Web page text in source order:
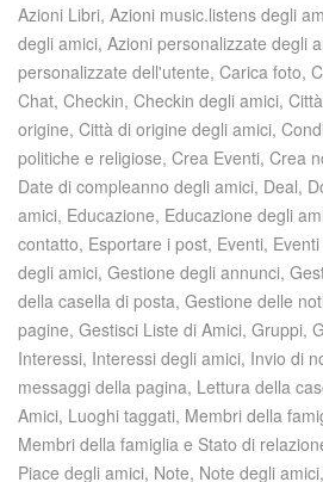
Azioni Libri, Azioni music.listens degli
degli amici, Azioni personalizzate degli
personalizzate dell'utente, Carica foto,
Chat, Checkin, Checkin degli amici,
origine, Città di origine degli amici,
politiche e religiose, Crea Eventi, Crea
Date di compleanno degli amici, Deal,
amici, Educazione, Educazione degli
contatto, Esportare i post, Eventi,
degli amici, Gestione degli annunci,
della casella di posta, Gestione delle
pagine, Gestisci Liste di Amici, Gruppi,
Interessi, Interessi degli amici, Invio di
messaggi della pagina, Lettura della
Amici, Luoghi taggati, Membri della
Membri della famiglia e Stato di
Piace degli amici, Note, Note degli